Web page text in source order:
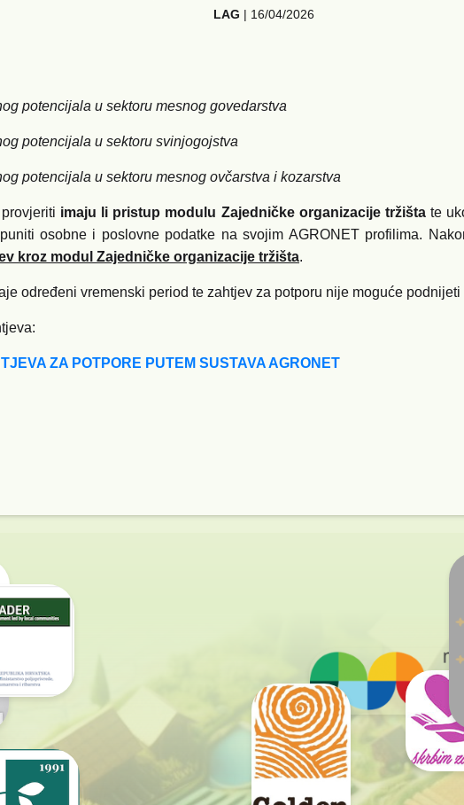
LAG | 16/04/2026
potencijala u sektoru mesnog govedarstva
potencijala u sektoru svinjogojstva
potencijala u sektoru mesnog ovčarstva i kozarstva
imaju li pristup modulu Zajedničke organizacije tržištate
osobne i poslovne podatke na svojim AGRONET profilima.
kroz modul Zajedničke organizacije tržišta.
određeni vremenski period te zahtjev za potporu nije moguće
ZA POTPORE PUTEM SUSTAVA AGRONET